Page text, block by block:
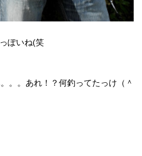
ぽいね(笑
。。あれ！？何釣ってたっけ（＾